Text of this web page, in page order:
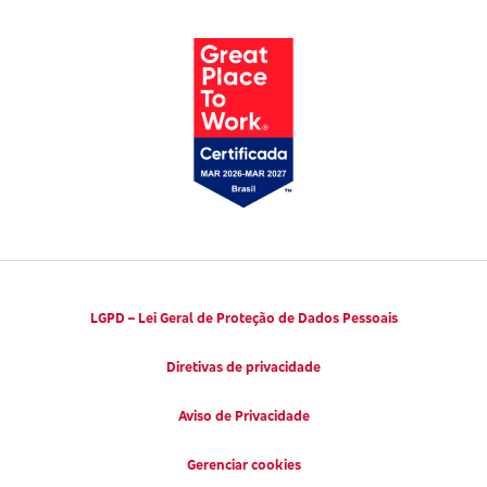
Códigos de Conduta Ética
LGPD – Lei Geral de Proteção de Dados Pessoais
Diretivas de privacidade
Aviso de Privacidade
Gerenciar cookies